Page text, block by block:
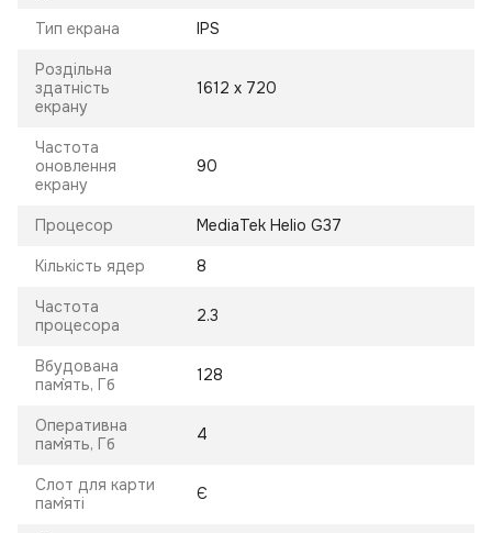
Тип екрана IPS
Роздільна
здатність
екрану
1612 x 720
Частота
оновлення
екрану
90
Процесор MediaTek Helio G37
Кількість ядер 8
Частота
процесора
2.3
Вбудована
пам`ять, Гб
128
Оперативна
пам`ять, Гб
4
Слот для карти
пам`яті
Є